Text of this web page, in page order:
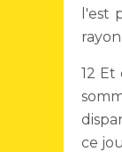
l'est
12 Et
ce